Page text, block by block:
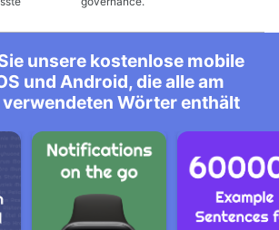
unsere kostenlose mobile
und Android, die alle am
Wörter enthält